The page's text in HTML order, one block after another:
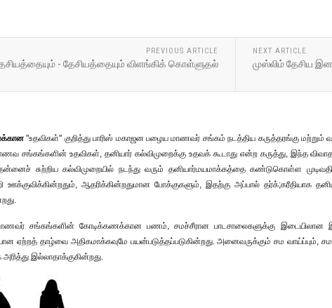
PREVIOUS ARTICLE
- தேசியத்தையும் விளங்கிக் கொள்ளுதல்
NEXT ARTICLE
முஸ்லிம் தேசிய
"உதவிகள்" குறித்து பாரிஸ் மகாஜன பழைய மாணவர் சங்கம் நடத்திய கருத்தரங்கு மற்றும்
சங்கங்களின் உதவிகள், தனியார் கல்விமுறைக்கு உதவக் கூடாது என்ற கருத்து, இந்த
சுற்றிய கல்விமுறையில் நடந்து வரும் தனியார்மயமாக்கத்தை கண்டுகொள்ள
ஊக்குவிக்கின்றதும், ஆதரிக்கின்றதுமான போக்குகளும், இதற்கு அப்பால்
சங்கங்களின் கோடிக்கணக்கான பணம், சமச்சீரான பாடசாலைகளுக்கு இடையிலான
ஏற்றத் தாழ்வை அதிகமாக்கவுமே பயன்படுத்தப்படுகின்றது. அனைவருக்கும் சம
அரித்து இல்லாதாக்குகின்றது.